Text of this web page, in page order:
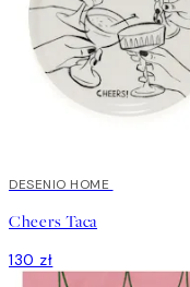
DESENIO HOME
Cheers Taca
130 zł